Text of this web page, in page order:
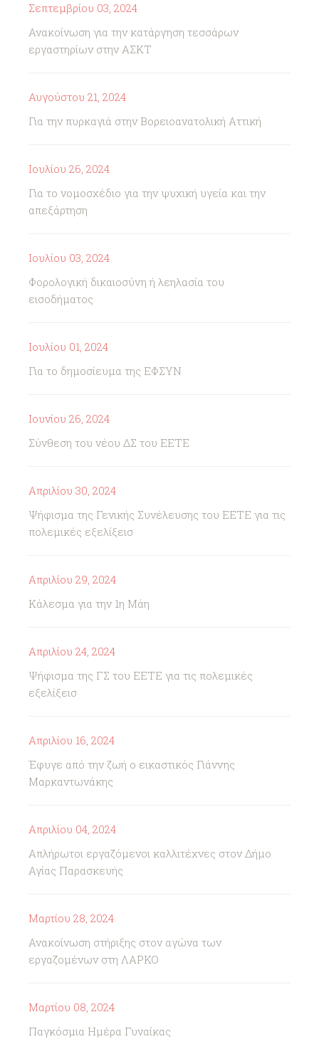
Σεπτεμβρίου 03, 2024
Ανακοίνωση για την κατάργηση τεσσάρων
εργαστηρίων στην ΑΣΚΤ
Αυγούστου 21, 2024
Για την πυρκαγιά στην Βορειοανατολική Αττική
Ιουλίου 26, 2024
Για το νομοσχέδιο για την ψυχική υγεία και την
απεξάρτηση
Ιουλίου 03, 2024
Φορολογική δικαιοσύνη ή λεηλασία του
εισοδήματος
Ιουλίου 01, 2024
Για το δημοσίευμα της ΕΦΣΥΝ
Ιουνίου 26, 2024
Σύνθεση του νέου ΔΣ του ΕΕΤΕ
Απριλίου 30, 2024
Ψήφισμα της Γενικής Συνέλευσης του ΕΕΤΕ για τις
πολεμικές εξελίξεισ
Απριλίου 29, 2024
Κάλεσμα για την 1η Μάη
Απριλίου 24, 2024
Ψήφισμα της ΓΣ του ΕΕΤΕ για τις πολεμικές
εξελίξεισ
Απριλίου 16, 2024
Έφυγε από την ζωή ο εικαστικός Γιάννης
Μαρκαντωνάκης
Απριλίου 04, 2024
Απλήρωτοι εργαζόμενοι καλλιτέχνες στον Δήμο
Αγίας Παρασκευής
Μαρτίου 28, 2024
Ανακοίνωση στήριξης στον αγώνα των
εργαζομένων στη ΛΑΡΚΟ
Μαρτίου 08, 2024
Παγκόσμια Ημέρα Γυναίκας